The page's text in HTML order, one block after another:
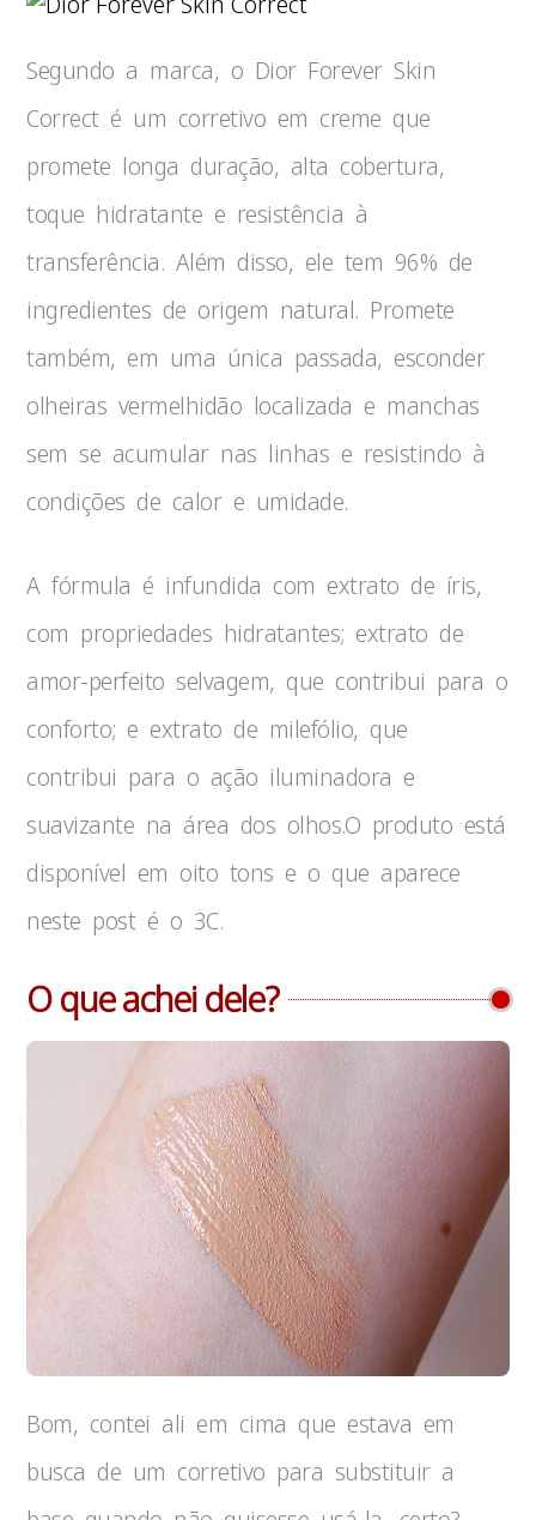
Segundo a marca, o Dior Forever Skin
Correct é um corretivo em creme que
promete longa duração, alta cobertura,
toque hidratante e resistência à
transferência. Além disso, ele tem 96% de
ingredientes de origem natural. Promete
também, em uma única passada, esconder
olheiras vermelhidão localizada e manchas
sem se acumular nas linhas e resistindo à
condições de calor e umidade.
A fórmula é infundida com extrato de íris,
com propriedades hidratantes; extrato de
amor-perfeito selvagem, que contribui para o
conforto; e extrato de milefólio, que
contribui para o ação iluminadora e
suavizante na área dos olhos.O produto está
disponível em oito tons e o que aparece
neste post é o 3C.
O que achei dele?
Bom, contei ali em cima que estava em
busca de um corretivo para substituir a